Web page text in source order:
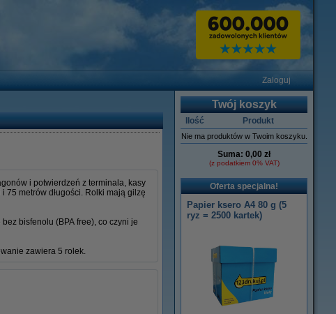
Zaloguj
i potwierdzeń z terminala, kasy
75 metrów długości. Rolki mają gilzę
bisfenolu (BPA free), co czyni je
zawiera 5 rolek.
Twój koszyk
Ilość Produkt
Nie ma produktów w Twoim koszyku.
Suma: 0,00 zł
(z podatkiem 0% VAT)
Oferta specjalna!
Papier ksero A4 80 g (5
ryz = 2500 kartek)